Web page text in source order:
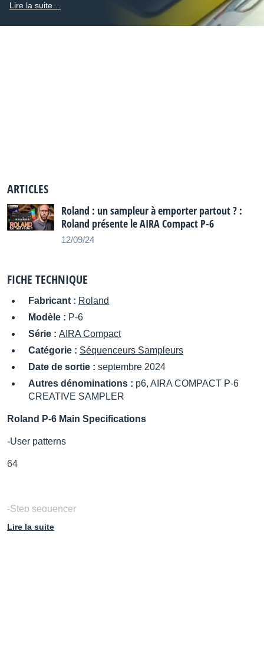
Lire la suite…
ARTICLES
Roland : un sampleur à emporter partout ? :
Roland présente le AIRA Compact P-6
12/09/24
FICHE TECHNIQUE
Fabricant : Roland
Modèle : P-6
Série : AIRA Compact
Catégorie : Séquenceurs Sampleurs
Date de sortie : septembre 2024
Autres dénominations : p6, AIRA COMPACT P-6
CREATIVE SAMPLER
Roland P-6 Main Specifications
-User patterns
64
-Step sequencer
64 steps
Lire la suite